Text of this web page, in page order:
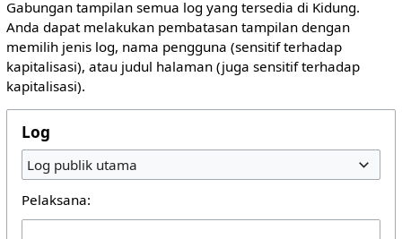
Gabungan tampilan semua log yang tersedia di Kidung.
Anda dapat melakukan pembatasan tampilan dengan
memilih jenis log, nama pengguna (sensitif terhadap
kapitalisasi), atau judul halaman (juga sensitif terhadap
kapitalisasi).
Log
Log publik utama
Pelaksana: